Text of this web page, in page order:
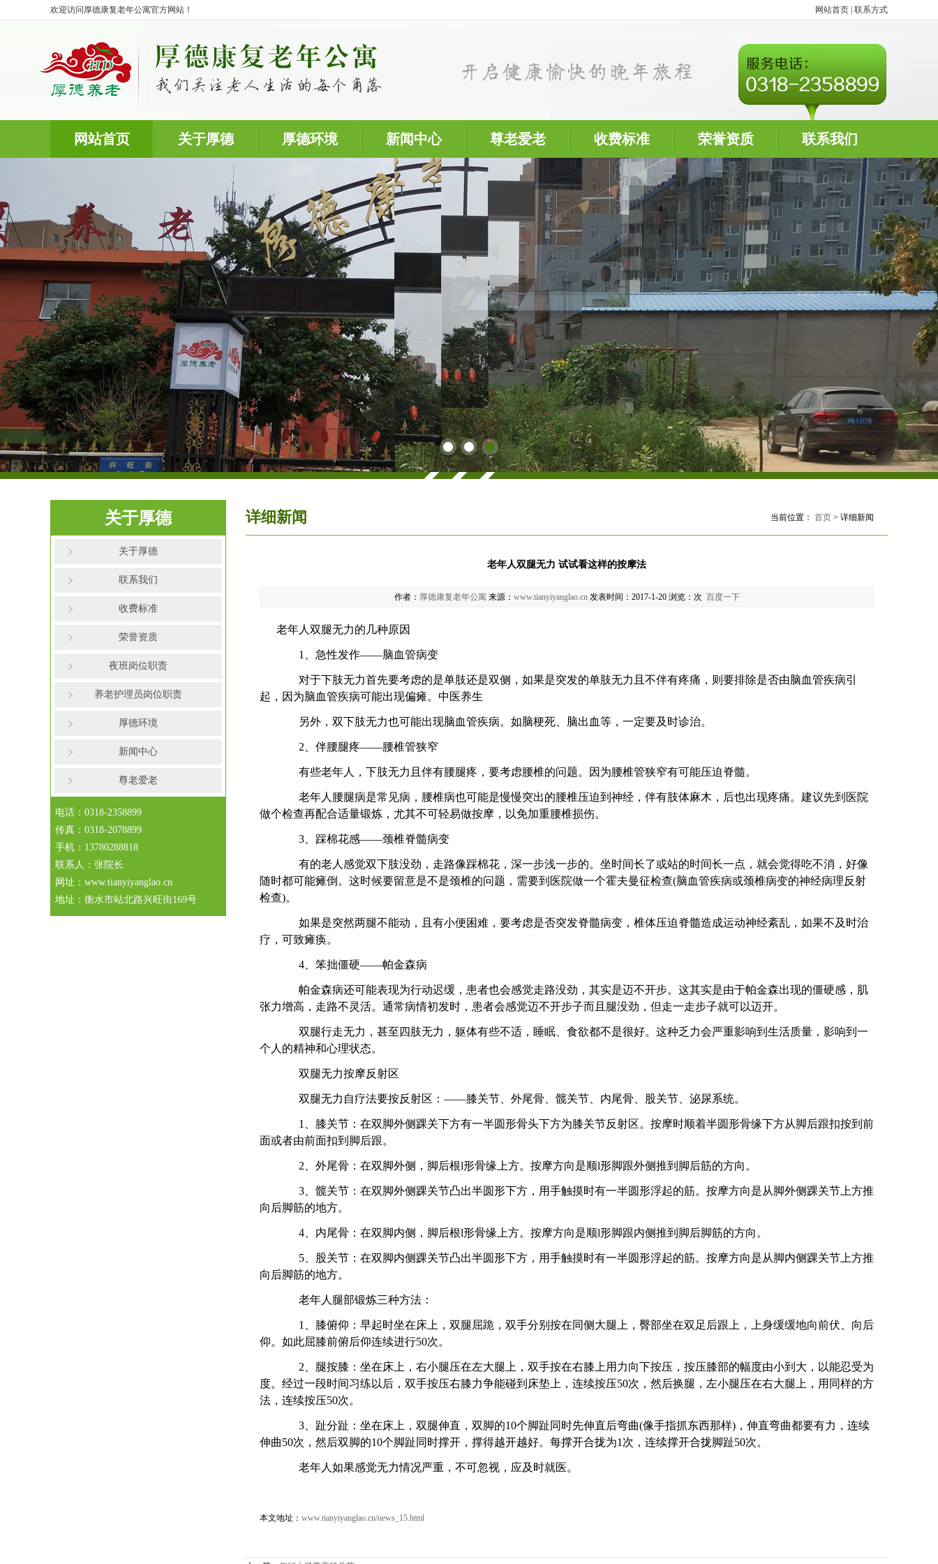
欢迎访问厚德康复老年公寓官方网站！ 网站首页 联系方式
网站首页 关于厚德 厚德环境 新闻中心 尊老爱老 收费标准 荣誉资质 联系我们
关于厚德
关于厚德
联系我们
收费标准
荣誉资质
夜班岗位职责
养老护理员岗位职责
厚德环境
新闻中心
尊老爱老
电话：0318-2358899
传真：0318-2078899
手机：13780288818
联系人：张院长
网址：www.tianyiyanglao.cn
地址：衡水市站北路兴旺街169号
详细新闻 当前位置： 首页 > 详细新闻
老年人双腿无力 试试看这样的按摩法
作者： 厚德康复老年公寓 来源： www.tianyiyanglao.cn发表时间：2017-1-20 浏览： 次 百度一下
老年人双腿无力的几种原因
1、急性发作——脑血管病变
对于下肢无力首先要考虑的是单肢还是双侧，如果是突发的单肢无力且不伴有疼痛，则要排除是否由脑血管疾病引
起，因为脑血管疾病可能出现偏瘫。中医养生
另外，双下肢无力也可能出现脑血管疾病。如脑梗死、脑出血等，一定要及时诊治。
2、伴腰腿疼——腰椎管狭窄
有些老年人，下肢无力且伴有腰腿疼，要考虑腰椎的问题。因为腰椎管狭窄有可能压迫脊髓。
老年人腰腿病是常见病，腰椎病也可能是慢慢突出的腰椎压迫到神经，伴有肢体麻木，后也出现疼痛。建议先到医院
做个检查再配合适量锻炼，尤其不可轻易做按摩，以免加重腰椎损伤。
3、踩棉花感——颈椎脊髓病变
有的老人感觉双下肢没劲，走路像踩棉花，深一步浅一步的。坐时间长了或站的时间长一点，就会觉得吃不消，好像
随时都可能瘫倒。这时候要留意是不是颈椎的问题，需要到医院做一个霍夫曼征检查(脑血管疾病或颈椎病变的神经病理反射
检查)。
如果是突然两腿不能动，且有小便困难，要考虑是否突发脊髓病变，椎体压迫脊髓造成运动神经紊乱，如果不及时治
疗，可致瘫痪。
4、笨拙僵硬——帕金森病
帕金森病还可能表现为行动迟缓，患者也会感觉走路没劲，其实是迈不开步。这其实是由于帕金森出现的僵硬感，肌
张力增高，走路不灵活。通常病情初发时，患者会感觉迈不开步子而且腿没劲，但走一走步子就可以迈开。
双腿行走无力，甚至四肢无力，躯体有些不适，睡眠、食欲都不是很好。这种乏力会严重影响到生活质量，影响到一
个人的精神和心理状态。
双腿无力按摩反射区
双腿无力自疗法要按反射区：——膝关节、外尾骨、髋关节、内尾骨、股关节、泌尿系统。
1、膝关节：在双脚外侧踝关下方有一半圆形骨头下方为膝关节反射区。按摩时顺着半圆形骨缘下方从脚后跟扣按到前
面或者由前面扣到脚后跟。
2、外尾骨：在双脚外侧，脚后根l形骨缘上方。按摩方向是顺l形脚跟外侧推到脚后筋的方向。
3、髋关节：在双脚外侧踝关节凸出半圆形下方，用手触摸时有一半圆形浮起的筋。按摩方向是从脚外侧踝关节上方推
向后脚筋的地方。
4、内尾骨：在双脚内侧，脚后根l形骨缘上方。按摩方向是顺l形脚跟内侧推到脚后脚筋的方向。
5、股关节：在双脚内侧踝关节凸出半圆形下方，用手触摸时有一半圆形浮起的筋。按摩方向是从脚内侧踝关节上方推
向后脚筋的地方。
老年人腿部锻炼三种方法：
1、膝俯仰：早起时坐在床上，双腿屈跪，双手分别按在同侧大腿上，臀部坐在双足后跟上，上身缓缓地向前伏、向后
仰。如此屈膝前俯后仰连续进行50次。
2、腿按膝：坐在床上，右小腿压在左大腿上，双手按在右膝上用力向下按压，按压膝部的幅度由小到大，以能忍受为
度。经过一段时间习练以后，双手按压右膝力争能碰到床垫上，连续按压50次，然后换腿，左小腿压在右大腿上，用同样的方
法，连续按压50次。
3、趾分趾：坐在床上，双腿伸直，双脚的10个脚趾同时先伸直后弯曲(像手指抓东西那样)，伸直弯曲都要有力，连续
伸曲50次，然后双脚的10个脚趾同时撑开，撑得越开越好。每撑开合拢为1次，连续撑开合拢脚趾50次。
老年人如果感觉无力情况严重，不可忽视，应及时就医。
本文地址： www.tianyiyanglao.cn/news_15.html